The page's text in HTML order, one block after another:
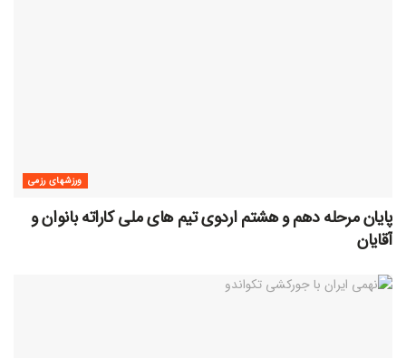
ورزشهای رزمی
پایان مرحله دهم و هشتم اردوی تیم های ملی کاراته بانوان و
آقایان